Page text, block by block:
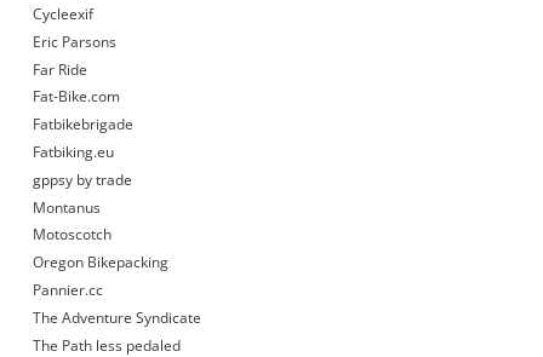
Cycleexif
Eric Parsons
Far Ride
Fat-Bike.com
Fatbikebrigade
Fatbiking.eu
gppsy by trade
Montanus
Motoscotch
Oregon Bikepacking
Pannier.cc
The Adventure Syndicate
The Path less pedaled